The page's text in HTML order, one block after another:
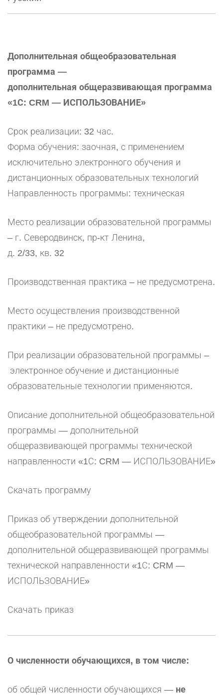
Дополнительная общеобразовательная
программа —
дополнительная общеразвивающая программа
«1С: CRM — ИСПОЛЬЗОВАНИЕ»
Срок реализации: 32 час.
Форма обучения: заочная, с применением
исключительно электронного обучения и
дистанционных образовательных технологий
Направленность программы: техническая
Место реализации образовательной программы
– г. Северодвинск, пр-кт Ленина,
д. 2/33, кв. 32
Производственная практика – не предусмотрена.
Место осуществления производственной
практики – не предусмотрено.
При реализации образовательной программы –
электронное обучение и дистанционные
образовательные технологии применяются.
Описание дополнительной общеобразовательной
программы — дополнительной
общеразвивающей программы технической
направленности «1С: CRM — ИСПОЛЬЗОВАНИЕ»
Скачать программу
Приказ об утверждении дополнительной
общеобразовательной программы —
дополнительной общеразвивающей программы
технической направленности «1С: CRM —
ИСПОЛЬЗОВАНИЕ»
Скачать приказ
О численности обучающихся, в том числе:
об общей численности обучающихся — не